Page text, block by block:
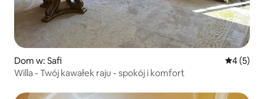
Dom w: Safi Średnia
4 (5)
Willa - Twój kawałek raju - spokój i komfort